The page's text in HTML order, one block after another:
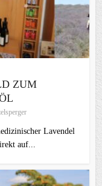
ZUM
Lavendel
auf...